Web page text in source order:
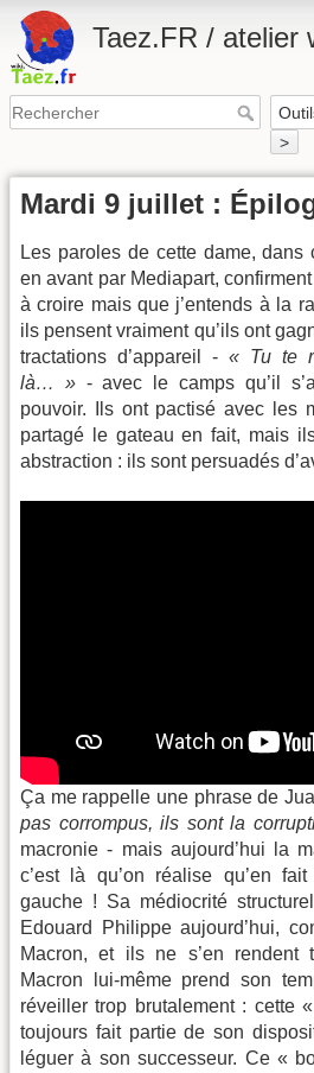
Taez.FR / atelier
>
Mardi 9 juillet :
Les paroles de cette dame, dans
en avant par Mediapart,
à croire mais que j’entends à la
ils pensent vraiment qu’ils ont
tractations d’appareil - « Tu te
là… »- avec le camps qu’il
pouvoir. Ils ont pactisé avec les
partagé le gateau en fait, mais
abstraction : ils sont persuadés
Ça me rappelle une phrase de
pas corrompus, ils sont la
macronie - mais aujourd’hui la
c’est là qu’on réalise qu’en
gauche ! Sa médiocrité
Edouard Philippe aujourd’hui,
Macron, et ils ne s’en rendent
Macron lui-même prend son
réveiller trop brutalement : cette
toujours fait partie de son
léguer à son successeur. Ce «